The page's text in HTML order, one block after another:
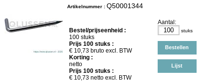
Artikelnummer : Q50001344
Bestel/prijseenheid :
100 stuks
Prijs 100stuks :
€ 10,73bruto excl. BTW
Korting :
netto
Prijs 100stuks :
€ 10,73netto excl. BTW
Aantal:
stuks
Bestellen
Lijst